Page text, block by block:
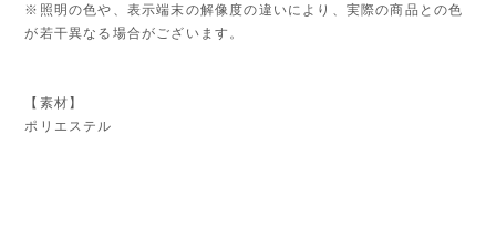
※照明の色や、表示端末の解像度の違いにより、実際の商品との色
が若干異なる場合がございます。
【素材】
ポリエステル